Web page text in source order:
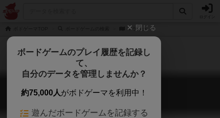
マラッカ
マラッカ
Malacca
閉じる
ボードゲームのプレイ履歴を記録し
て、
自分のデータを管理しませんか？
約75,000人がボドゲーマを利用中！
遊んだボードゲームを記録する